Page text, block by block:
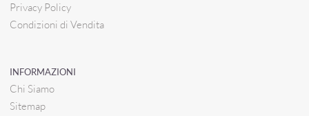
Privacy Policy
Condizioni di Vendita
INFORMAZIONI
Chi Siamo
Sitemap